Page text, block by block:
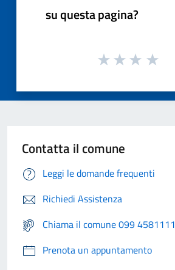
su questa pagina?
Contatta il comune
Leggi le domande frequenti
Richiedi Assistenza
Chiama il comune 099 4581111
Prenota un appuntamento